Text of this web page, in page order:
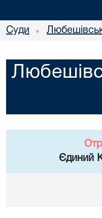
Суди •
Єдиний